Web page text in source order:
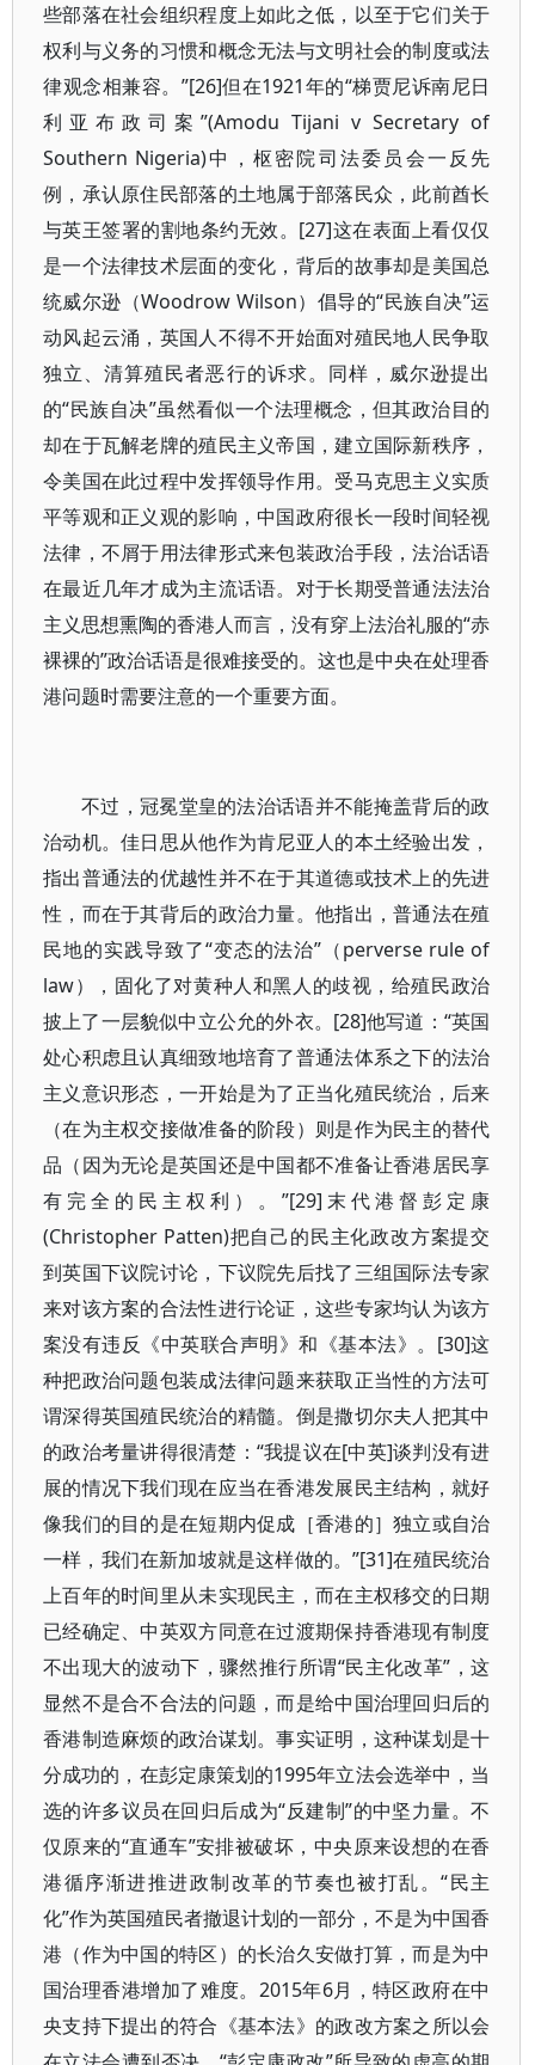
些部落在社会组织程度上如此之低，以至于它们关于
权利与义务的习惯和概念无法与文明社会的制度或法
律观念相兼容。”[26]但在1921年的“梯贾尼诉南尼日
利亚布政司案”(Amodu Tijani v Secretary of
Southern Nigeria)中，枢密院司法委员会一反先
例，承认原住民部落的土地属于部落民众，此前酋长
与英王签署的割地条约无效。[27]这在表面上看仅仅
是一个法律技术层面的变化，背后的故事却是美国总
统威尔逊（Woodrow Wilson）倡导的“民族自决”运
动风起云涌，英国人不得不开始面对殖民地人民争取
独立、清算殖民者恶行的诉求。同样，威尔逊提出
的“民族自决”虽然看似一个法理概念，但其政治目的
却在于瓦解老牌的殖民主义帝国，建立国际新秩序，
令美国在此过程中发挥领导作用。受马克思主义实质
平等观和正义观的影响，中国政府很长一段时间轻视
法律，不屑于用法律形式来包装政治手段，法治话语
在最近几年才成为主流话语。对于长期受普通法法治
主义思想熏陶的香港人而言，没有穿上法治礼服的“赤
裸裸的”政治话语是很难接受的。这也是中央在处理香
港问题时需要注意的一个重要方面。
不过，冠冕堂皇的法治话语并不能掩盖背后的政
治动机。佳日思从他作为肯尼亚人的本土经验出发，
指出普通法的优越性并不在于其道德或技术上的先进
性，而在于其背后的政治力量。他指出，普通法在殖
民地的实践导致了“变态的法治”（perverse rule of
law），固化了对黄种人和黑人的歧视，给殖民政治
披上了一层貌似中立公允的外衣。[28]他写道：“英国
处心积虑且认真细致地培育了普通法体系之下的法治
主义意识形态，一开始是为了正当化殖民统治，后来
（在为主权交接做准备的阶段）则是作为民主的替代
品（因为无论是英国还是中国都不准备让香港居民享
有完全的民主权利）。”[29]末代港督彭定康
(Christopher Patten)把自己的民主化政改方案提交
到英国下议院讨论，下议院先后找了三组国际法专家
来对该方案的合法性进行论证，这些专家均认为该方
案没有违反《中英联合声明》和《基本法》。[30]这
种把政治问题包装成法律问题来获取正当性的方法可
谓深得英国殖民统治的精髓。倒是撒切尔夫人把其中
的政治考量讲得很清楚：“我提议在[中英]谈判没有进
展的情况下我们现在应当在香港发展民主结构，就好
像我们的目的是在短期内促成［香港的］独立或自治
一样，我们在新加坡就是这样做的。”[31]在殖民统治
上百年的时间里从未实现民主，而在主权移交的日期
已经确定、中英双方同意在过渡期保持香港现有制度
不出现大的波动下，骤然推行所谓“民主化改革”，这
显然不是合不合法的问题，而是给中国治理回归后的
香港制造麻烦的政治谋划。事实证明，这种谋划是十
分成功的，在彭定康策划的1995年立法会选举中，当
选的许多议员在回归后成为“反建制”的中坚力量。不
仅原来的“直通车”安排被破坏，中央原来设想的在香
港循序渐进推进政制改革的节奏也被打乱。“民主
化”作为英国殖民者撤退计划的一部分，不是为中国香
港（作为中国的特区）的长治久安做打算，而是为中
国治理香港增加了难度。2015年6月，特区政府在中
央支持下提出的符合《基本法》的政改方案之所以会